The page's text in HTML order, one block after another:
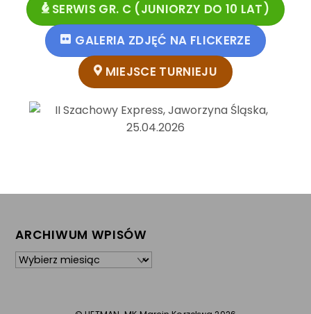
SERWIS GR. C (JUNIORZY DO 10 LAT)
GALERIA ZDJĘĆ NA FLICKERZE
MIEJSCE TURNIEJU
ARCHIWUM WPISÓW
Archiwum